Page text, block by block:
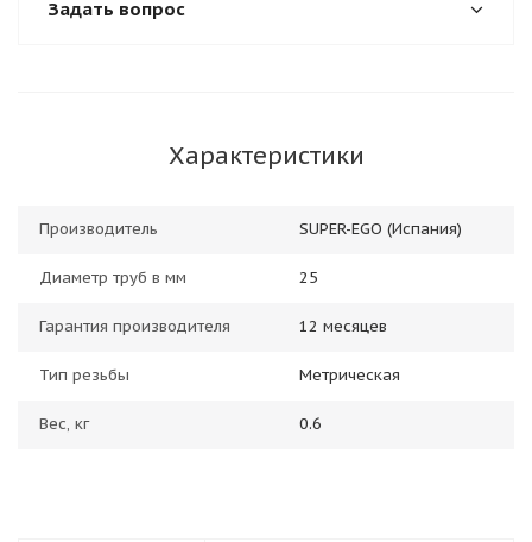
Задать вопрос
Характеристики
Производитель SUPER-EGO (Испания)
Диаметр труб в мм 25
Гарантия производителя 12 месяцев
Тип резьбы Метрическая
Вес, кг 0.6